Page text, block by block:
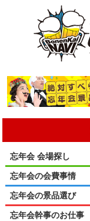
忘年会 会場探し
忘年会の会費事情
忘年会の景品選び
忘年会幹事のお仕事